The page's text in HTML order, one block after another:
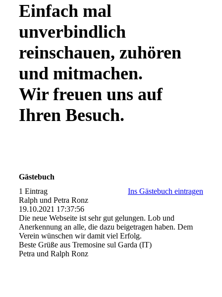
Einfach mal
unverbindlich
reinschauen, zuhören
und mitmachen.
Wir freuen uns auf
Ihren Besuch.
Gästebuch
1 Eintrag
Ins Gästebuch eintragen
Ralph und Petra Ronz
19.10.2021 17:37:56
Die neue Webseite ist sehr gut gelungen. Lob und
Anerkennung an alle, die dazu beigetragen haben. Dem
Verein wünschen wir damit viel Erfolg.
Beste Grüße aus Tremosine sul Garda (IT)
Petra und Ralph Ronz